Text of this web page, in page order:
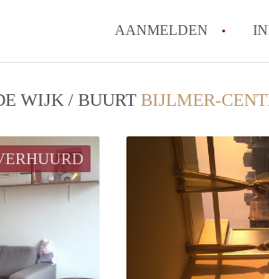
AANMELDEN
WIJK / BUURT BIJLMER-